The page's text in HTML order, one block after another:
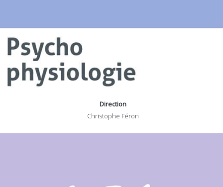
Direction
Christophe Féron